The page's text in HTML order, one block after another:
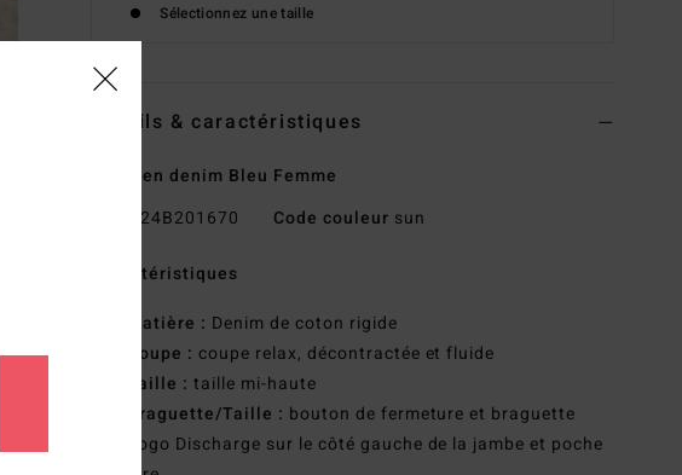
Sélectionnez une taille
Details & caractéristiques
Short en denim Bleu Femme
24B201670 Code couleur sun
Caractéristiques
Matière : Denim de coton rigide
Coupe : coupe relax, décontractée et fluide
Taille :taille mi-haute
Braguette/Taille : bouton de fermeture et braguette
Logo Discharge sur le côté gauche de la jambe et poche